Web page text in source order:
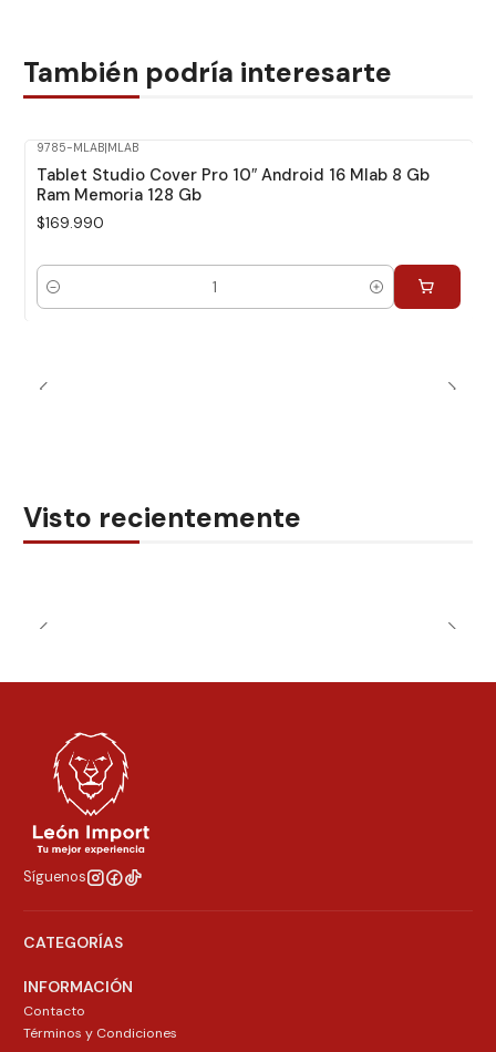
También podría interesarte
9785-MLAB|MLAB
Tablet Studio Cover Pro 10″ Android 16 Mlab 8 Gb
Ram Memoria 128 Gb
$169.990
Cantidad
Visto recientemente
Síguenos
CATEGORÍAS
INFORMACIÓN
Contacto
Términos y Condiciones